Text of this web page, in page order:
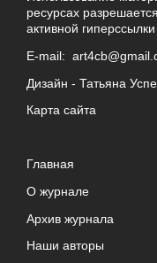
ресурсах
активной
E-mail:
Дизайн - Татьяна
Карта сайта
Главная
О журнале
Архив журнала
Наши авторы